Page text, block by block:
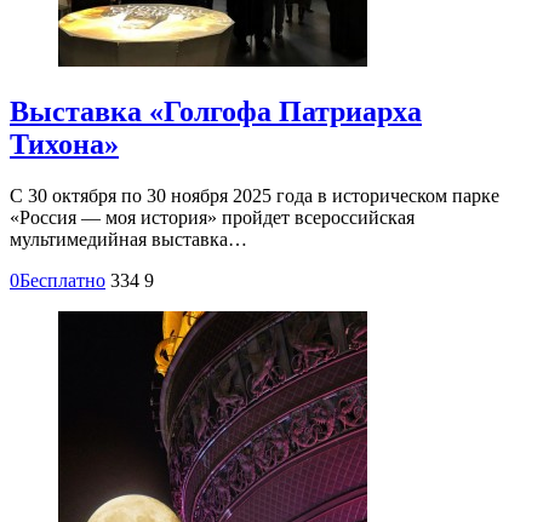
Выставка «Голгофа Патриарха
Тихона»
С 30 октября по 30 ноября 2025 года в историческом парке
«Россия — моя история» пройдет всероссийская
мультимедийная выставка…
0Бесплатно 334 9